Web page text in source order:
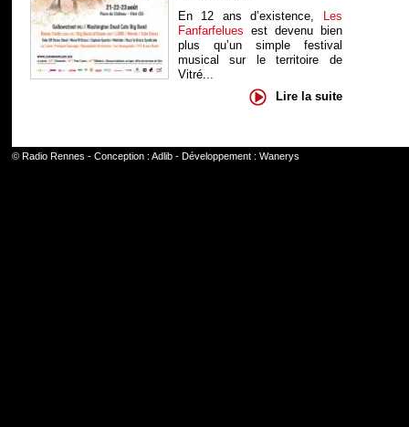
En 12 ans d’existence, Les
Fanfarfelues est devenu bien
plus qu’un simple festival
musical sur le territoire de
Vitré...
Lire la suite
© Radio Rennes - Conception : Adlib- Développement : Wanerys